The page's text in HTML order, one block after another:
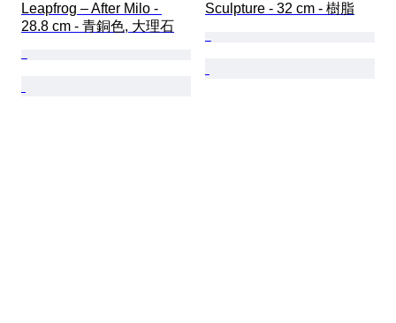
Leapfrog – After Milo -
28.8 cm - 青銅色, 大理石
Sculpture - 32 cm - 樹脂